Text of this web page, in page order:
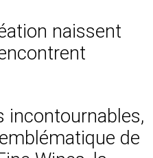
naissent
incontournables,
de